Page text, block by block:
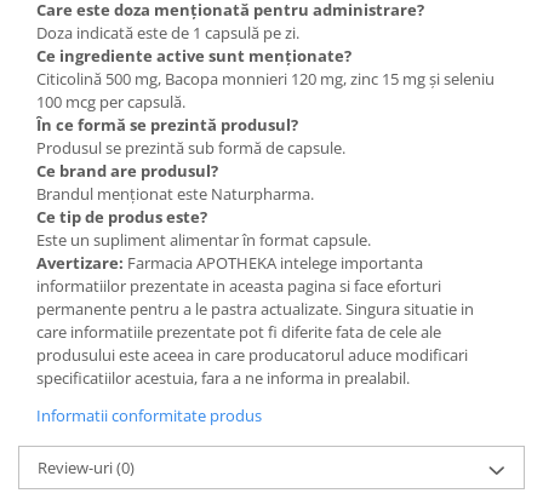
Care este doza menționată pentru administrare?
Doza indicată este de 1 capsulă pe zi.
Ce ingrediente active sunt menționate?
Citicolină 500 mg, Bacopa monnieri 120 mg, zinc 15 mg și seleniu
100 mcg per capsulă.
În ce formă se prezintă produsul?
Produsul se prezintă sub formă de capsule.
Ce brand are produsul?
Brandul menționat este Naturpharma.
Ce tip de produs este?
Este un supliment alimentar în format capsule.
Avertizare: Farmacia APOTHEKA intelege importanta
informatiilor prezentate in aceasta pagina si face eforturi
permanente pentru a le pastra actualizate. Singura situatie in
care informatiile prezentate pot fi diferite fata de cele ale
produsului este aceea in care producatorul aduce modificari
specificatiilor acestuia, fara a ne informa in prealabil.
Informatii conformitate produs
Review-uri(0)